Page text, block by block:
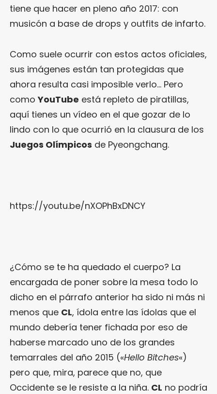
tiene que hacer en pleno año 2017: con
musicón a base de drops y outfits de infarto.
Como suele ocurrir con estos actos oficiales,
sus imágenes están tan protegidas que
ahora resulta casi imposible verlo… Pero
comoYouTube está repleto de piratillas,
aquí tienes un vídeo en el que gozar de lo
lindo con lo que ocurrió en la clausura de los
Juegos Olímpicos de Pyeongchang.
https://youtu.be/nXOPhBxDNCY
¿Cómo se te ha quedado el cuerpo? La
encargada de poner sobre la mesa todo lo
dicho en el párrafo anterior ha sido ni más ni
menos que CL, ídola entre las ídolas que el
mundo debería tener fichada por eso de
haberse marcado uno de los grandes
temarrales del año 2015 («Hello Bitches«)
pero que, mira, parece que no, que
Occidente se le resiste a la niña. CL no podría